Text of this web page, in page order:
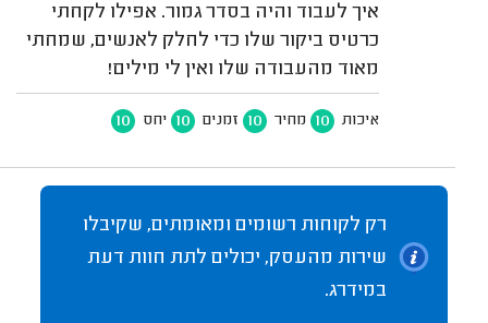
איך לעבוד והיה בסדר גמור. אפילו לקחתי
כרטיס ביקור שלו כדי לחלק לאנשים, שמחתי
מאוד מהעבודה שלו ואין לי מילים!
איכות 10 מחיר 10 זמנים 10 יחס 10
רק לקוחות רשומים ומאומתים, שקיבלו
שירות מהעסק, יכולים לתת חוות דעת
במידרג.